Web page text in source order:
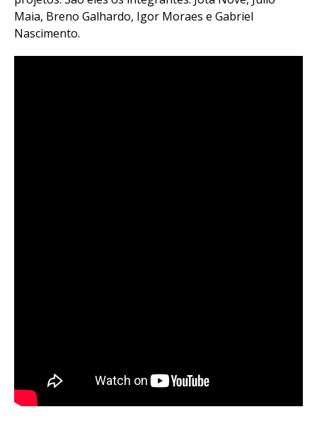
Maia, Breno Galhardo, Igor Moraes e Gabriel
Nascimento.